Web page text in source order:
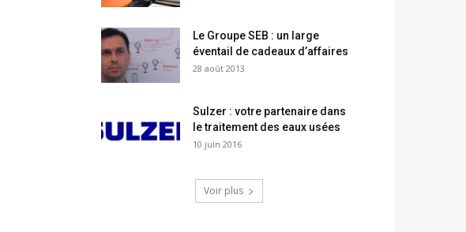
Le Groupe SEB : un large
éventail de cadeaux d’affaires
28 août 2013
Sulzer : votre partenaire dans
le traitement des eaux usées
10 juin 2016
Voir plus